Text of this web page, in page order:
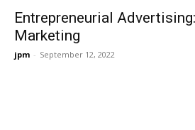
Entrepreneurial
Marketing
jpm - September 12, 2022